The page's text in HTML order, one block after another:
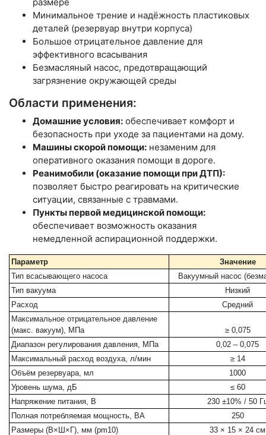
размере
Минимальное трение и надёжность пластиковых
деталей (резервуар внутри корпуса)
Большое отрицательное давление для
эффективного всасывания
Безмасляный насос, предотвращающий
загрязнение окружающей среды
Области применения:
Домашние условия: обеспечивает комфорт и
безопасность при уходе за пациентами на дому.
Машины скорой помощи: незаменим для
оперативного оказания помощи в дороге.
Реанимобили (оказание помощи при ДТП):
позволяет быстро реагировать на критические
ситуации, связанные с травмами.
Пункты первой медицинской помощи:
обеспечивает возможность оказания
немедленной аспирационной поддержки.
Параметр
Значение
Тип всасывающего насоса
Вакуумный насос
Тип вакуума
Низкий
Расход
Средний
Максимальное отрицательное давление
(макс. вакуум), МПа
≥ 0,075
Диапазон регулирования давления, МПа
0,02 – 0,075
Максимальный расход воздуха, л/мин
≥ 14
Объём резервуара, мл
1000
Уровень шума, дБ
≤ 60
Напряжение питания, В
230 ±10% / 50
Полная потребляемая мощность, ВА
250
Размеры (В×Ш×Г), мм (pm10)
33 × 15 × 24 см